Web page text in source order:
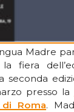
Madre
fiera
seconda
presso la
Roma.